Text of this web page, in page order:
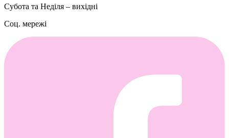
Субота та Неділя – вихідні
Соц. мережі